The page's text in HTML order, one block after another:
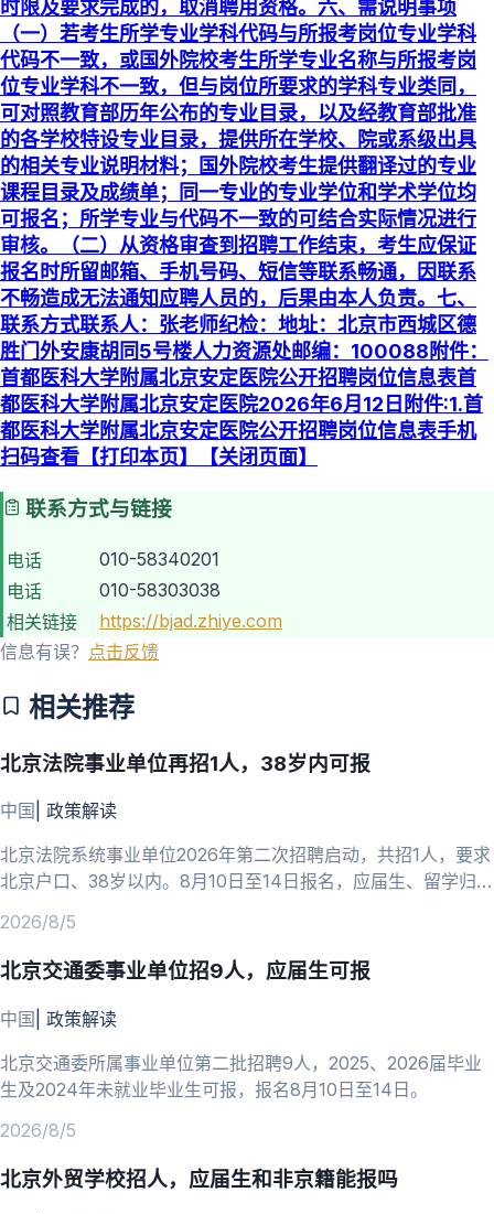
时限及要求完成的，取消聘用资格。六、需说明事项
（一）若考生所学专业学科代码与所报考岗位专业学科
代码不一致，或国外院校考生所学专业名称与所报考岗
位专业学科不一致，但与岗位所要求的学科专业类同，
可对照教育部历年公布的专业目录，以及经教育部批准
的各学校特设专业目录，提供所在学校、院或系级出具
的相关专业说明材料；国外院校考生提供翻译过的专业
课程目录及成绩单；同一专业的专业学位和学术学位均
可报名；所学专业与代码不一致的可结合实际情况进行
审核。（二）从资格审查到招聘工作结束，考生应保证
报名时所留邮箱、手机号码、短信等联系畅通，因联系
不畅造成无法通知应聘人员的，后果由本人负责。七、
联系方式联系人：张老师纪检：地址：北京市西城区德
胜门外安康胡同5号楼人力资源处邮编：100088附件：
首都医科大学附属北京安定医院公开招聘岗位信息表首
都医科大学附属北京安定医院2026年6月12日附件:1.首
都医科大学附属北京安定医院公开招聘岗位信息表手机
扫码查看【打印本页】【关闭页面】
联系方式与链接
电话
010-58340201
电话
010-58303038
相关链接
https://bjad.zhiye.com
信息有误？ 点击反馈
相关推荐
北京法院事业单位再招1人，38岁内可报
中国 政策解读
北京法院系统事业单位2026年第二次招聘启动，共招1人，要求
北京户口、38岁以内。8月10日至14日报名，应届生、留学归国
2026/8/5
北京交通委事业单位招9人，应届生可报
中国 政策解读
北京交通委所属事业单位第二批招聘9人，2025、2026届毕业
生及2024年未就业毕业生可报，报名8月10日至14日。
2026/8/5
北京外贸学校招人，应届生和非京籍能报吗